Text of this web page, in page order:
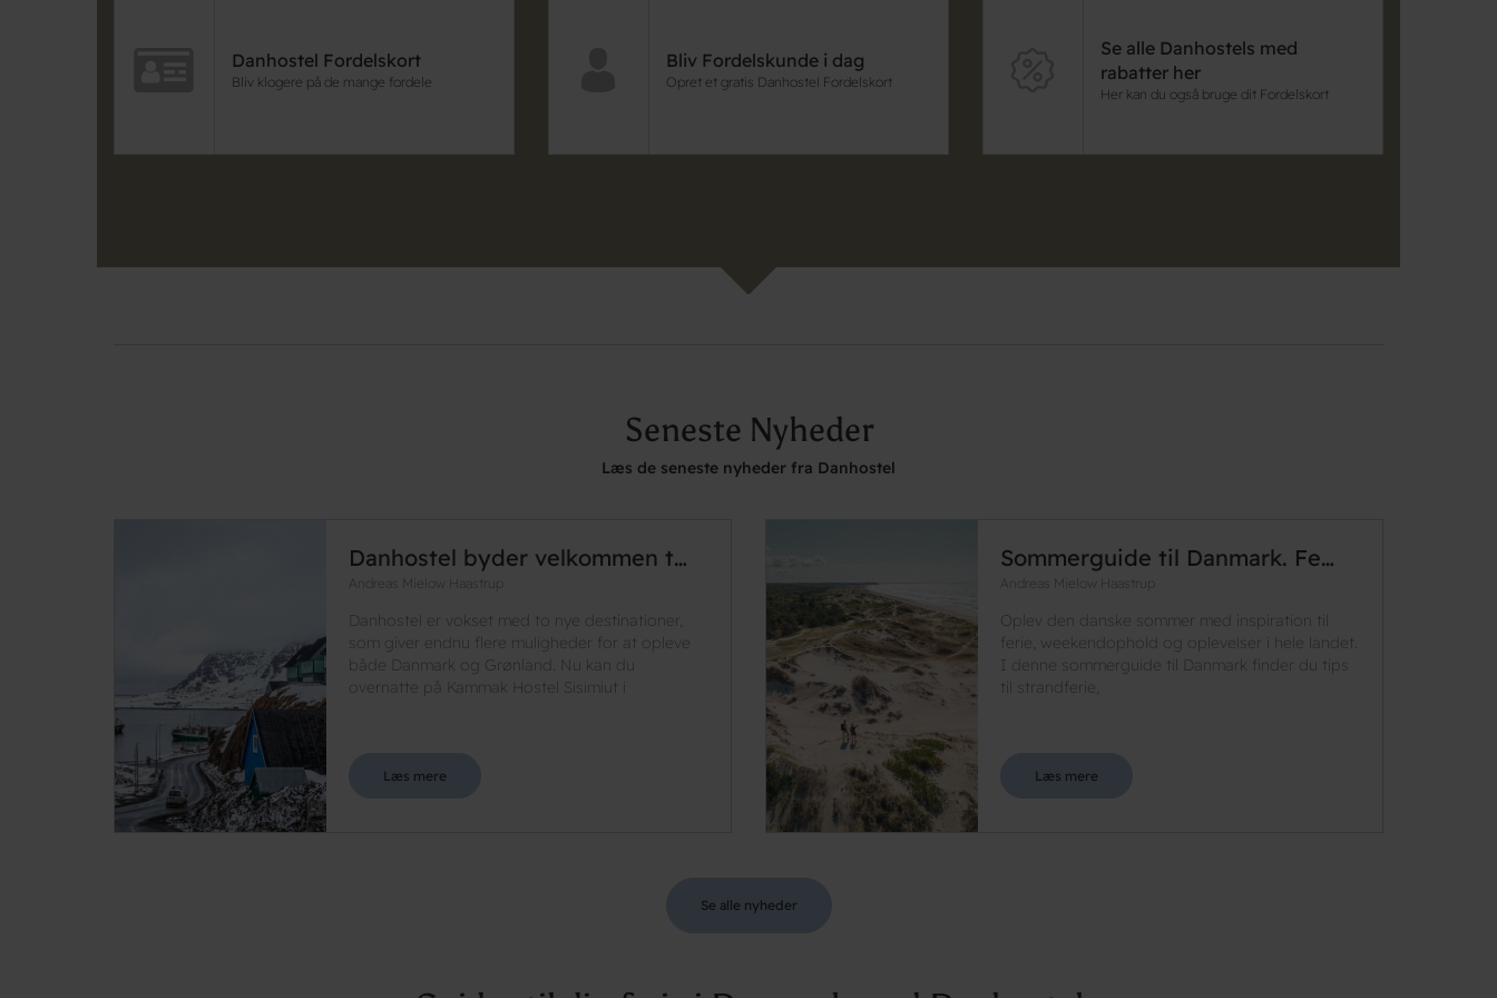
Danhostel Fordelskort
Bliv klogere på de mange fordele
Bliv Fordelskunde i dag
Opret et gratis Danhostel Fordelskort
Se alle Danhostels med
rabatter her
Her kan du også bruge dit Fordelskort
Seneste Nyheder
Læs de seneste nyheder fra Danhostel
Danhostel byder velkommen t…
Andreas Mielow Haastrup
Danhostel er vokset med to nye destinationer,
som giver endnu flere muligheder for at opleve
både Danmark og Grønland. Nu kan du
overnatte på Kammak Hostel Sisimiut i
Læs mere
Sommerguide til Danmark. Fe…
Andreas Mielow Haastrup
Oplev den danske sommer med inspiration til
ferie, weekendophold og oplevelser i hele landet.
I denne sommerguide til Danmark finder du tips
til strandferie,
Læs mere
Se alle nyheder